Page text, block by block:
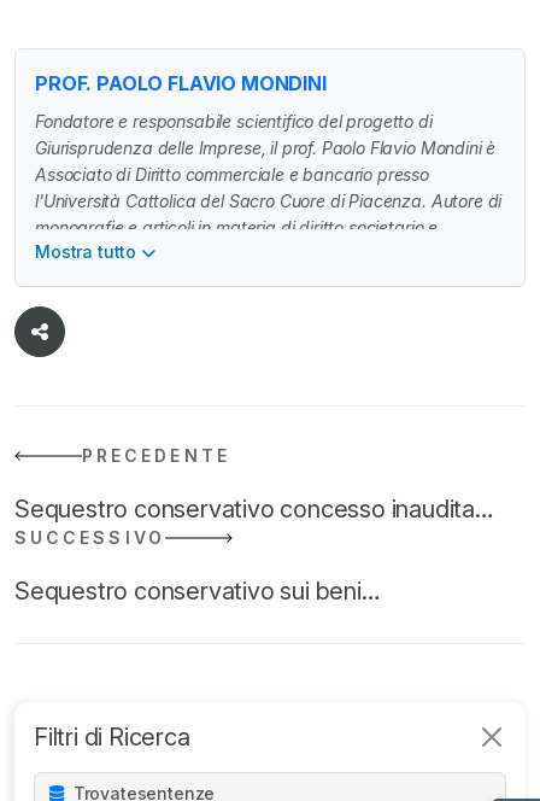
PROF. PAOLO FLAVIO MONDINI
Fondatore e responsabile scientifico del progetto di
Giurisprudenza delle Imprese, il prof. Paolo Flavio Mondini è
Associato di Diritto commerciale e bancario presso
l'Università Cattolica del Sacro Cuore di Piacenza. Autore di
monografie e articoli in materia di diritto societario e
industriale, svolge attività di ricerca in Italia e all'estero. E'
(https://mbg.legal/professionisti/paolo-flavio-mondini/) e
avvocato in Milano specializzato in contenzioso e
operazioni straordinarie.
Mostra tutto
PRECEDENTE
Sequestro conservativo concesso inaudita…
SUCCESSIVO
Sequestro conservativo sui beni…
Filtri di Ricerca
Trovatesentenze